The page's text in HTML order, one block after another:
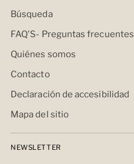
Búsqueda
FAQ'S- Preguntas frecuentes
Quiénes somos
Contacto
Declaración de accesibilidad
Mapa del sitio
NEWSLETTER